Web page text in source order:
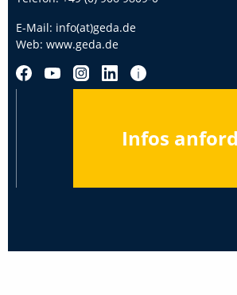
E-Mail: info(at)geda.de
Web: www.geda.de
Infos